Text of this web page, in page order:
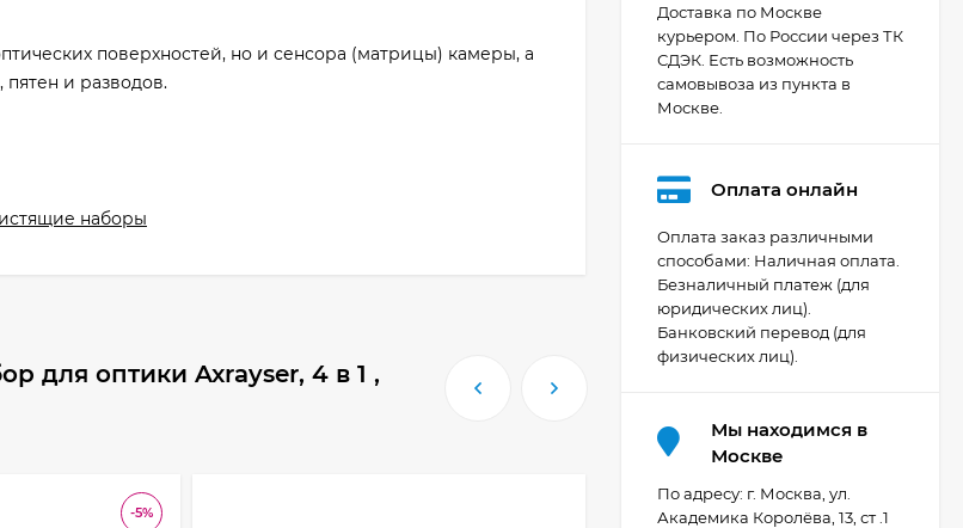
поверхностей, но и сенсора (матрицы) камеры, а
и разводов.
наборы
для оптики Axrayser, 4 в 1 ,
-5%
Доставка по Москве
курьером. По России через ТК
СДЭК. Есть возможность
самовывоза из пункта в
Москве.
Оплата онлайн
Оплата заказ различными
способами: Наличная оплата.
Безналичный платеж (для
юридических лиц).
Банковский перевод (для
физических лиц).
Мы находимся в
Москве
По адресу: г. Москва, ул.
Академика Королёва, 13, ст .1
Видеокамера Canon
XA70, чёрный
206 404 ₽
Фотоаппарат Canon
PowerShot G7X Mark
III, серебристый
110 835 ₽